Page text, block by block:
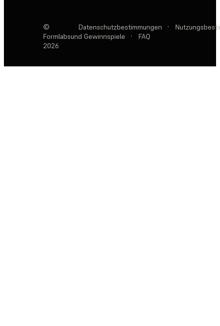
©
Formlabs
2026
Datenschutzbestimmungen ·
und Gewinnspiele
· FAQ